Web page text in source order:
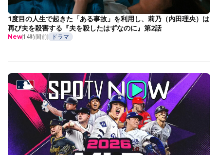
1度目の人生で起きた「ある事故」を利用し、莉乃（内田理央）は
再び夫を殺害する『夫を殺したはずなのに』第2話
New14時間前 ドラマ